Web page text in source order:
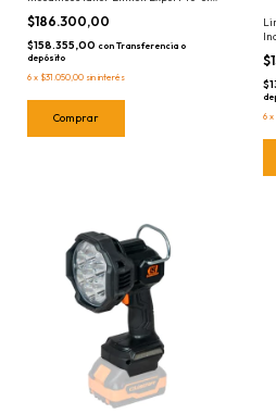
18/1000 S 4514180 SIN
BATERIA/CARGADOR
$186.300,00
$158.355,00 con Transferencia o
depósito
6 x $31.050,00 sin interés
6 x